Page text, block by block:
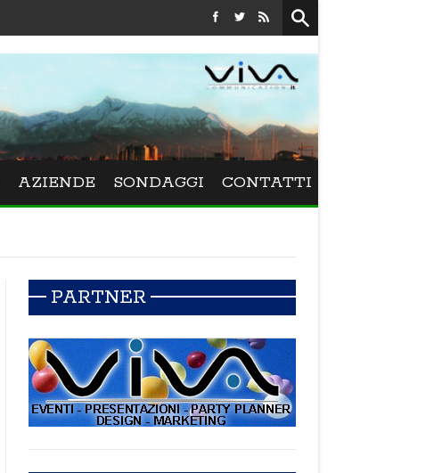
Festival La Versiliana - La direttrice lucchese Beatrice Venezi
AZIENDE SONDAGGI CONTATTI
PARTNER